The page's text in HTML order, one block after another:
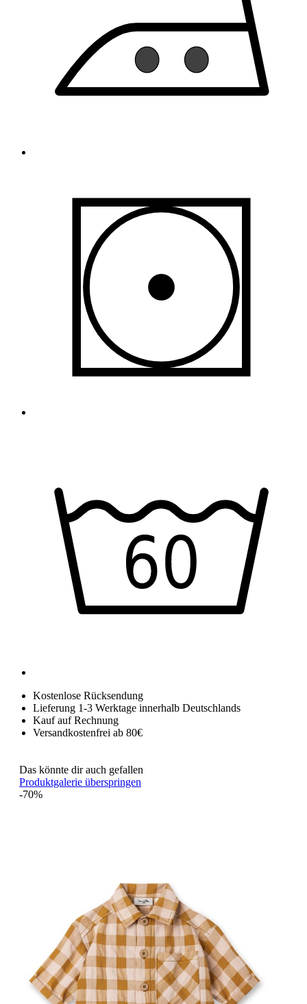
Kostenlose Rücksendung
Lieferung 1-3 Werktage innerhalb Deutschlands
Kauf auf Rechnung
Versandkostenfrei ab 80€
Das könnte dir auch gefallen
Produktgalerie überspringen
-70%